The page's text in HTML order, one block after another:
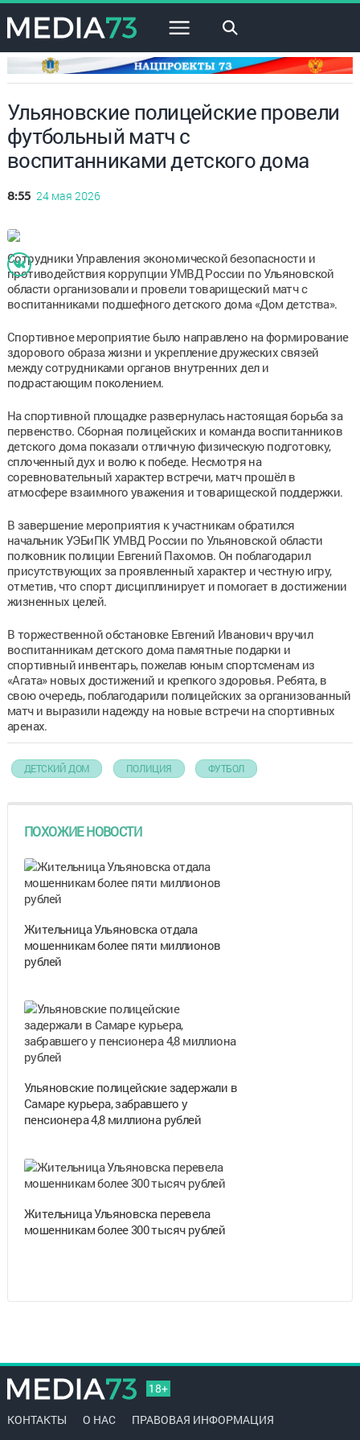
×
Ульяновские полицейские провели
футбольный матч с
воспитанниками детского дома
8:55 24 мая 2026
Сотрудники Управления экономической безопасности и
противодействия коррупции УМВД России по Ульяновской
области организовали и провели товарищеский матч с
воспитанниками подшефного детского дома «Дом детства».
Спортивное мероприятие было направлено на формирование
здорового образа жизни и укрепление дружеских связей
между сотрудниками органов внутренних дел и
подрастающим поколением.
На спортивной площадке развернулась настоящая борьба за
первенство. Сборная полицейских и команда воспитанников
детского дома показали отличную физическую подготовку,
сплоченный дух и волю к победе. Несмотря на
соревновательный характер встречи, матч прошёл в
атмосфере взаимного уважения и товарищеской поддержки.
В завершение мероприятия к участникам обратился
начальник УЭБиПК УМВД России по Ульяновской области
полковник полиции Евгений Пахомов. Он поблагодарил
присутствующих за проявленный характер и честную игру,
отметив, что спорт дисциплинирует и помогает в достижении
жизненных целей.
В торжественной обстановке Евгений Иванович вручил
воспитанникам детского дома памятные подарки и
спортивный инвентарь, пожелав юным спортсменам из
«Агата» новых достижений и крепкого здоровья. Ребята, в
свою очередь, поблагодарили полицейских за организованный
матч и выразили надежду на новые встречи на спортивных
аренах.
ДЕТСКИЙ ДОМ ПОЛИЦИЯ ФУТБОЛ
ПОХОЖИЕ НОВОСТИ
Жительница Ульяновска отдала
мошенникам более пяти миллионов
рублей
Ульяновские полицейские задержали в
Самаре курьера, забравшего у
пенсионера 4,8 миллиона рублей
Жительница Ульяновска перевела
мошенникам более 300 тысяч рублей
18+
КОНТАКТЫ О НАС ПРАВОВАЯ ИНФОРМАЦИЯ